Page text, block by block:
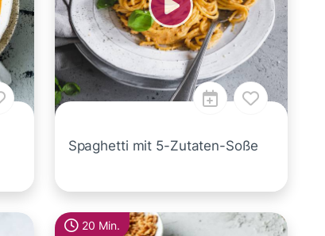
Spaghetti mit 5-Zutaten-Soße
20 Min.